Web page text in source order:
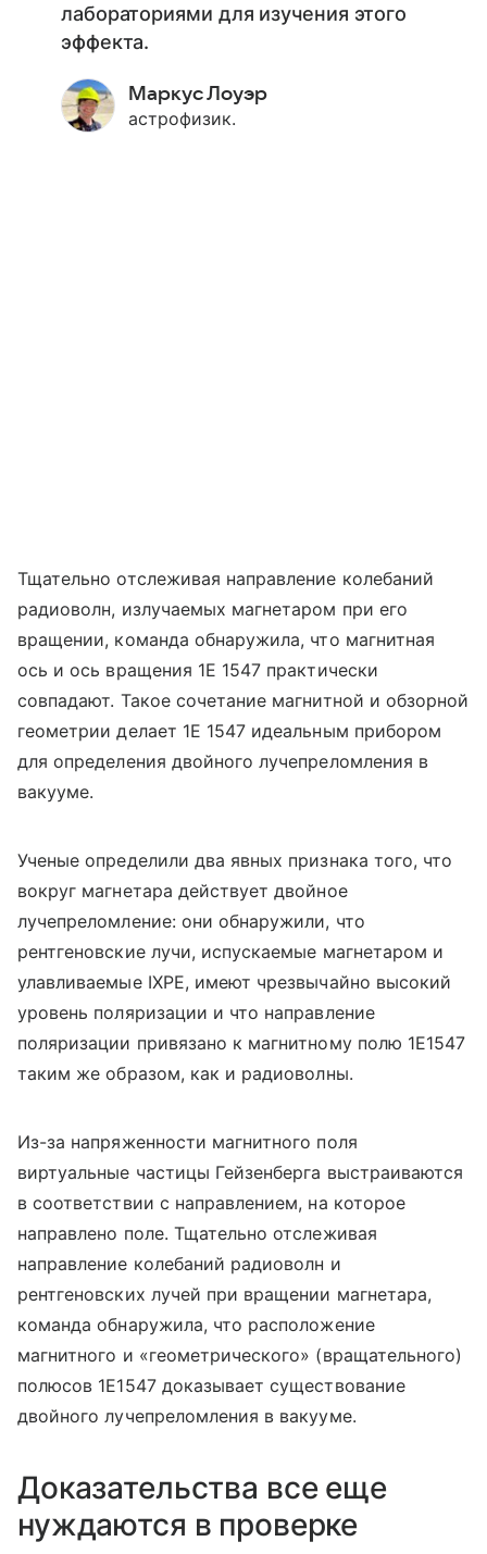
лабораториями для изучения этого
эффекта.
Маркус Лоуэр
астрофизик.
Тщательно отслеживая направление колебаний
радиоволн, излучаемых магнетаром при его
вращении, команда обнаружила, что магнитная
ось и ось вращения 1E 1547 практически
совпадают. Такое сочетание магнитной и обзорной
геометрии делает 1E 1547 идеальным прибором
для определения двойного лучепреломления в
вакууме.
Ученые определили два явных признака того, что
вокруг магнетара действует двойное
лучепреломление: они обнаружили, что
рентгеновские лучи, испускаемые магнетаром и
улавливаемые IXPE, имеют чрезвычайно высокий
уровень поляризации и что направление
поляризации привязано к магнитному полю 1E1547
таким же образом, как и радиоволны.
Из-за напряженности магнитного поля
виртуальные частицы Гейзенберга выстраиваются
в соответствии с направлением, на которое
направлено поле. Тщательно отслеживая
направление колебаний радиоволн и
рентгеновских лучей при вращении магнетара,
команда обнаружила, что расположение
магнитного и «геометрического» (вращательного)
полюсов 1E1547 доказывает существование
двойного лучепреломления в вакууме.
Доказательства все еще
нуждаются в проверке